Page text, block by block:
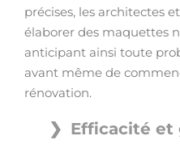
précises, les architectes
élaborer des maquettes
anticipant ainsi toute
avant même de
rénovation.
Efficacité et